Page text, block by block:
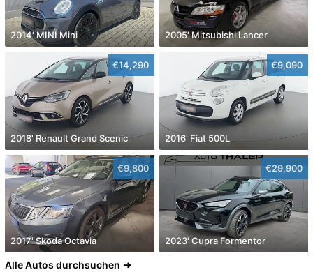
2014' MINI Mini 2005' Mitsubishi Lancer
€14,290
2018' Renault Grand Scenic
€9,090
2016' Fiat 500L
€9,800
2017' Skoda Octavia
€29,900
2023' Cupra Formentor
Alle Autos durchsuchen